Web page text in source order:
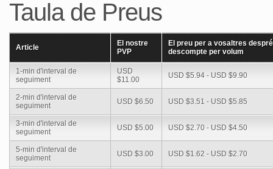
Taula de Preus
Article
El nostre
PVP
El preu per a vosaltres
descompte per volum
1-min d'interval de
seguiment
USD
$11.00
USD $5.94 - USD $9.90
2-min d'interval de
seguiment
USD $6.50 USD $3.51 - USD $5.85
3-min d'interval de
seguiment
USD $5.00 USD $2.70 - USD $4.50
5-min d'interval de
seguiment
USD $3.00 USD $1.62 - USD $2.70